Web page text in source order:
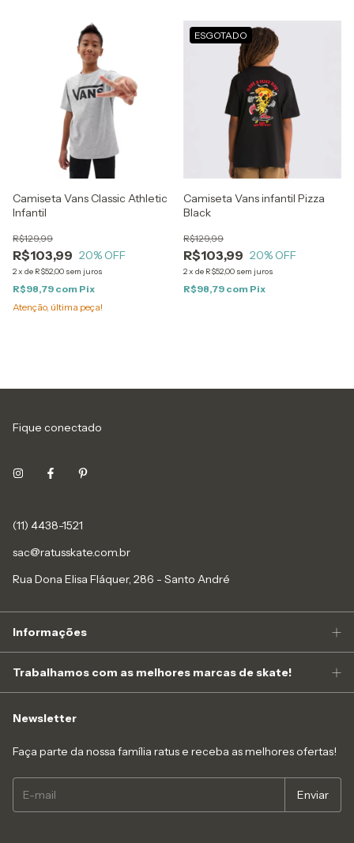
Camiseta Vans Classic Athletic
Infantil
R$103,99
R$129,99
20% OFF
2x de R$52,00 sem juros
R$98,79 com Pix
Atenção, última peça!
ESGOTADO
Camiseta Vans infantil Pizza
Black
R$103,99
R$129,99
20% OFF
2x de R$52,00 sem juros
R$98,79 com Pix
Fique conectado
(11) 4438-1521
sac@ratusskate.com.br
Rua Dona Elisa Fláquer, 286 - Santo André
Informações
Trabalhamos com as melhores marcas de skate!
Newsletter
Faça parte da nossa família ratus e receba as melhores ofertas!